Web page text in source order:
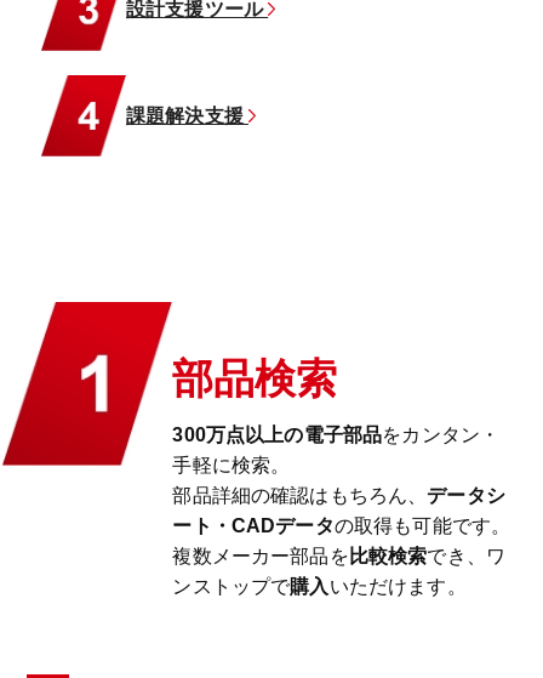
設計支援ツール
課題解決支援
部品検索
300万点以上の電子部品をカンタン・
手軽に検索。
部品詳細の確認はもちろん、 データシ
ート・CADデータの取得も可能です。
複数メーカー部品を 比較検索でき、ワ
ンストップで購入 いただけます。